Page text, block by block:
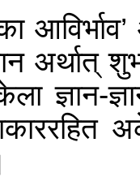
अर्थात्
ज्ञान-